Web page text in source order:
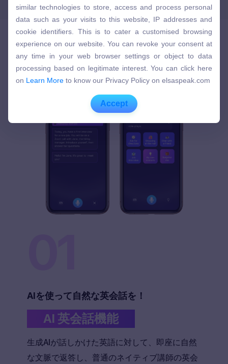
ELSA Premiumの三大機能をご紹介！
AIを使って自然な英会話を！
AI 英会話機能
生成AIが話しかけた英語に対して、即座に自然
な文脈で返答し、普通のネイティブ講師の英会
data such as your visits to this website, IP addresses and
cookie identifiers. This is to cater a customised browsing
experience on our website. You can revoke your consent at
any time in your web browser settings or object to data
processing based on legitimate interest. You can click here
on
Learn More to know our Privacy Policy on elsaspeak.com
Accept
similar technologies to store, access and process personal
data such as your visits to this website, IP addresses and
cookie identifiers. This is to cater a customised browsing
experience on our website. You can revoke your consent at
any time in your web browser settings or object to data
processing based on legitimate interest. You can click here
on Learn More to know our Privacy Policy on elsaspeak.com
Accept